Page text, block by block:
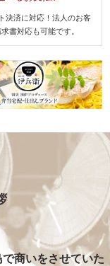
決済に対応！法人のお客
書対応も可能です。
商いをさせていた